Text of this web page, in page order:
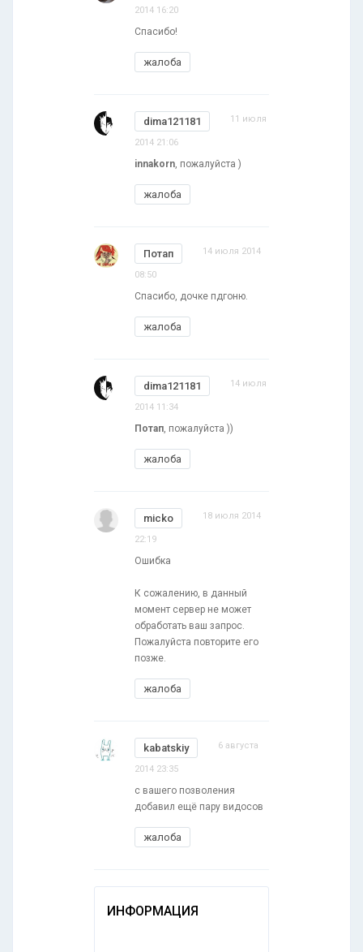
2014 16:20
Спасибо!
жалоба
dima121181 11 июля
2014 21:06
innakorn, пожалуйста )
жалоба
Потап 14 июля 2014
08:50
Спасибо, дочке пдгоню.
жалоба
dima121181 14 июля
2014 11:34
Потап, пожалуйста ))
жалоба
micko 18 июля 2014
22:19
Ошибка
К сожалению, в данный
момент сервер не может
обработать ваш запрос.
Пожалуйста повторите его
позже.
жалоба
kabatskiy 6 августа
2014 23:35
с вашего позволения
добавил ещё пару видосов
жалоба
ИНФОРМАЦИЯ